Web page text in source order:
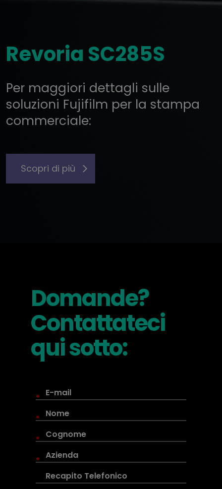
Revoria SC285S
Per maggiori dettagli sulle
soluzioni Fujifilm per la stampa
commerciale:
Scopri di più
Domande?
Contattateci
qui sotto:
*
*
*
*